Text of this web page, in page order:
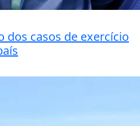
dos casos de exercício